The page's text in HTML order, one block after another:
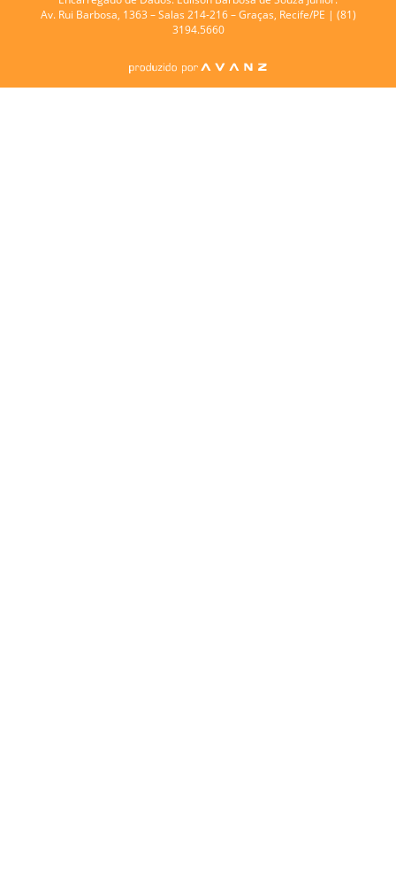
Av. Rui Barbosa, 1363 – Salas 214-216 – Graças, Recife/PE | (81)
3194.5660